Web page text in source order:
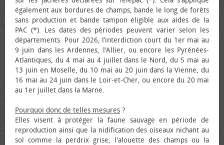
également aux bordures de champs, bande le long de forêts
sans production et bande tampon éligible aux aides de la
PAC (*). Les dates des périodes peuvent varier selon les
départements. Pour 2026, l’interdiction court du 1er mai au
9 juin dans les Ardennes, l'Allier, ou encore les Pyrénées-
Atlantiques, du 4 mai au 4 juillet dans le Nord, du 5 mai au
13 juin en Moselle, du 10 mai au 20 juin dans la Vienne, du
16 mai au 24 juin dans le Loir-et-Cher, ou encore du 20 mai
au 1er juillet dans la Marne.
Pourquoi donc de telles mesures ?
Elles visent à protéger la faune sauvage en période de
reproduction ainsi que la nidification des oiseaux nichant au
sol comme la perdrix grise, l'alouette des champs ou la